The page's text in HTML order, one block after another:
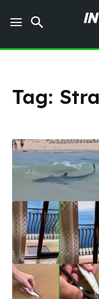
Tag: